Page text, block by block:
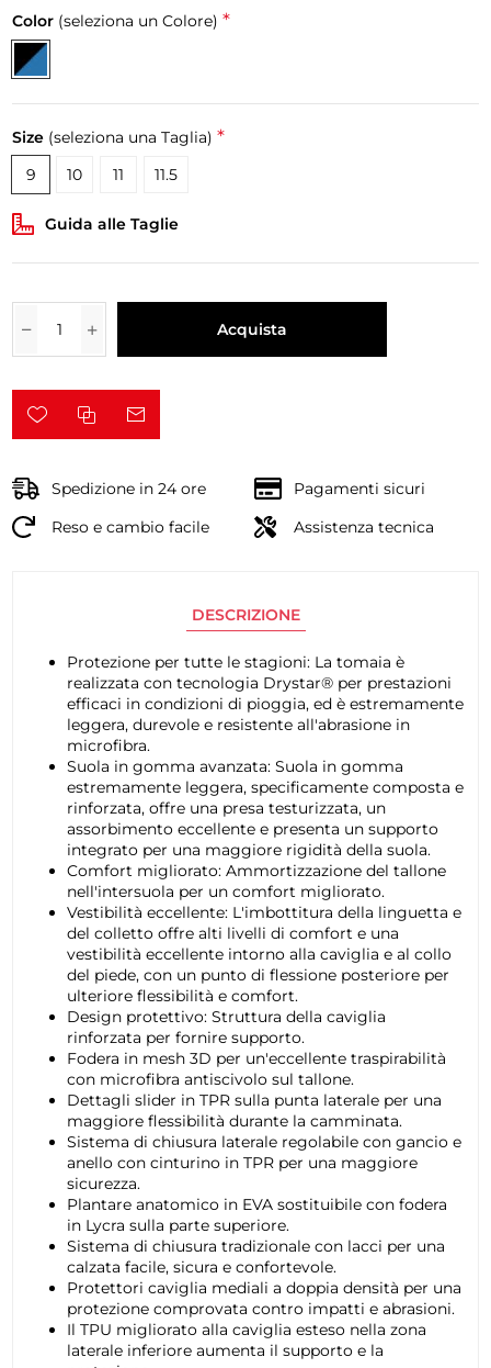
Color (seleziona un Colore) *
Size (seleziona una Taglia) *
9 10 11 11.5
Guida alle Taglie
Acquista
Spedizione in 24 ore
Pagamenti sicuri
Reso e cambio facile
Assistenza tecnica
DESCRIZIONE
Protezione per tutte le stagioni: La tomaia è
realizzata con tecnologia Drystar® per prestazioni
efficaci in condizioni di pioggia, ed è estremamente
leggera, durevole e resistente all'abrasione in
microfibra.
Suola in gomma avanzata: Suola in gomma
estremamente leggera, specificamente composta e
rinforzata, offre una presa testurizzata, un
assorbimento eccellente e presenta un supporto
integrato per una maggiore rigidità della suola.
Comfort migliorato: Ammortizzazione del tallone
nell'intersuola per un comfort migliorato.
Vestibilità eccellente: L'imbottitura della linguetta e
del colletto offre alti livelli di comfort e una
vestibilità eccellente intorno alla caviglia e al collo
del piede, con un punto di flessione posteriore per
ulteriore flessibilità e comfort.
Design protettivo: Struttura della caviglia
rinforzata per fornire supporto.
Fodera in mesh 3D per un'eccellente traspirabilità
con microfibra antiscivolo sul tallone.
Dettagli slider in TPR sulla punta laterale per una
maggiore flessibilità durante la camminata.
Sistema di chiusura laterale regolabile con gancio e
anello con cinturino in TPR per una maggiore
sicurezza.
Plantare anatomico in EVA sostituibile con fodera
in Lycra sulla parte superiore.
Sistema di chiusura tradizionale con lacci per una
calzata facile, sicura e confortevole.
Protettori caviglia mediali a doppia densità per una
protezione comprovata contro impatti e abrasioni.
Il TPU migliorato alla caviglia esteso nella zona
laterale inferiore aumenta il supporto e la